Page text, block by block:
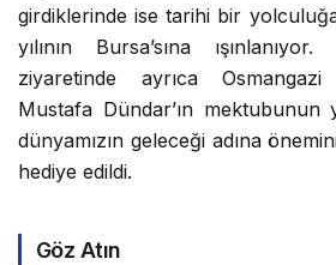
girdiklerinde ise tarihi bir
yılının Bursa’sına
ziyaretinde ayrıca
Mustafa Dündar’ın mektubunun
dünyamızın geleceği adına
hediye edildi.
Göz Atın